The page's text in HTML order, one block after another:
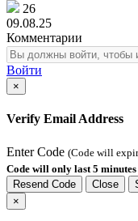
26
09.08.25
Комментарии
Войти
×
Verify Email Address
Enter Code (Code will
Code will only last 5 minutes
Resend Code
Close
×